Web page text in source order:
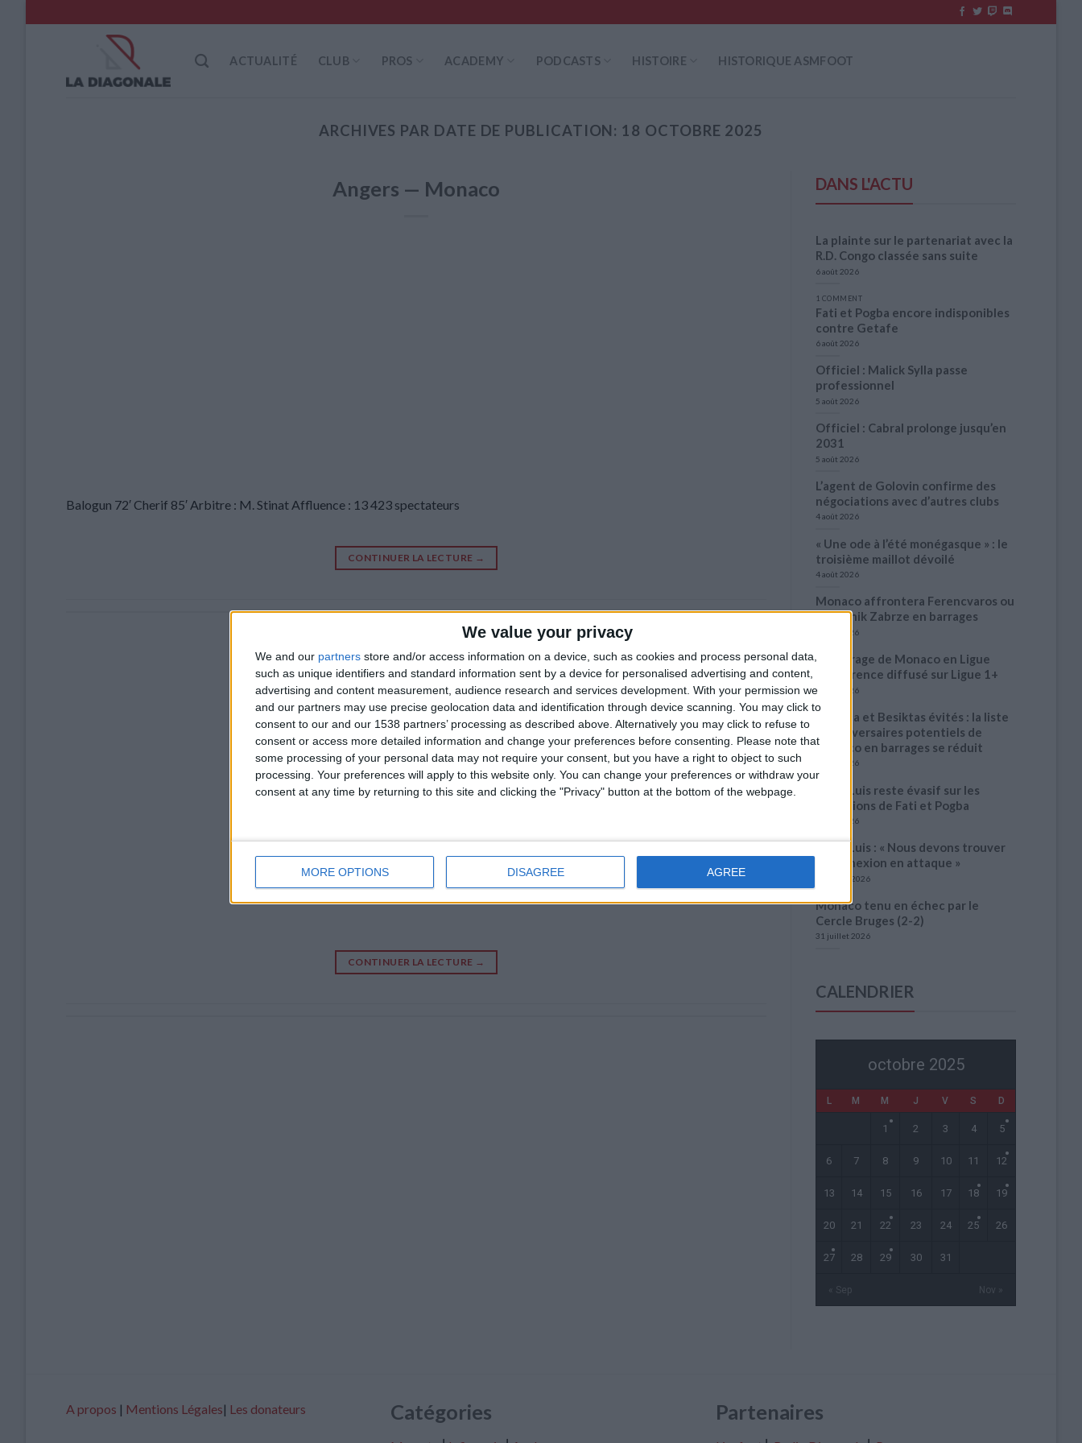
We value your privacy
We and our partners store and/or access information on a device, such as cookies and process personal data,
such as unique identifiers and standard information sent by a device for personalised advertising and content,
advertising and content measurement, audience research and services development. With your permission we
and our partners may use precise geolocation data and identification through device scanning. You may click to
consent to our and our 1538 partners’ processing as described above. Alternatively you may click to refuse to
consent or access more detailed information and change your preferences before consenting.
Please note that
some processing of your personal data may not require your consent, but you have a right to object to such
processing. Your preferences will apply to this website only. You can change your preferences or withdraw your
consent at any time by returning to this site and clicking the "Privacy" button at the bottom of the webpage.
MORE OPTIONS DISAGREE AGREE
to
ACTUALITÉ CLUB PROS ACADEMY PODCASTS HISTOIRE HISTORIQUE ASMFOOT
ARCHIVES PAR DATE DE PUBLICATION: 18 OCTOBRE 2025
Angers — Monaco
Balogun 72′ Cherif 85′ Arbitre : M. Stinat Affluence : 13 423 spectateurs
CONTINUER LA LECTURE →
Monaco U19 — Marseille U19
CONTINUER LA LECTURE →
DANS L'ACTU
La plainte sur le partenariat avec la
R.D. Congo classée sans suite
6 août 2026
1 COMMENT
Fati et Pogba encore indisponibles
contre Getafe
6 août 2026
Officiel : Malick Sylla passe
professionnel
5 août 2026
Officiel : Cabral prolonge jusqu’en
2031
5 août 2026
L’agent de Golovin confirme des
négociations avec d’autres clubs
4 août 2026
« Une ode à l’été monégasque » : le
troisième maillot dévoilé
4 août 2026
Monaco affrontera Ferencvaros ou
le Gornik Zabrze en barrages
3 août 2026
Le barrage de Monaco en Ligue
Conférence diffusé sur Ligue 1+
3 août 2026
Benfica et Besiktas évités : la liste
des adversaires potentiels de
Monaco en barrages se réduit
3 août 2026
Filipe Luis reste évasif sur les
conditions de Fati et Pogba
1 août 2026
Filipe Luis : « Nous devons trouver
la connexion en attaque »
31 juillet 2026
Monaco tenu en échec par le
Cercle Bruges (2-2)
31 juillet 2026
CALENDRIER
octobre 2025
L M M J V S D
« Sep Nov »
1 2 3 4 5
6 7 8 9 10 11 12
13 14 15 16 17 18 19
20 21 22 23 24 25 26
27 28 29 30 31
A propos | Mentions Légales| Les donateurs Catégories Partenaires